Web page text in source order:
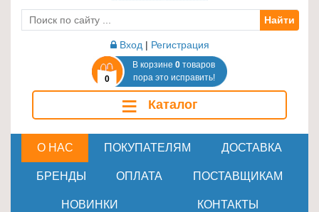
Найти
Вход | Регистрация
0
В корзине 0 товаров
пора это исправить!
≡ Каталог
О НАС ПОКУПАТЕЛЯМ ДОСТАВКА
БРЕНДЫ ОПЛАТА ПОСТАВЩИКАМ
НОВИНКИ КОНТАКТЫ
Стеклотара
Пластиковая
+
Хозтовары